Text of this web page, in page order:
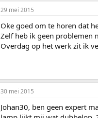
29 mei 2015
Oke goed om te horen dat
Zelf heb ik geen problemen
Overdag op het werk zit ik
30 mei 2015
Johan30, ben geen expert